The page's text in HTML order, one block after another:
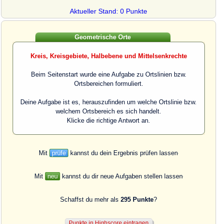
Geometrische Orte
Kreis, Kreisgebiete, Halbebene und Mittelsenkrechte
Beim Seitenstart wurde eine Aufgabe zu Ortslinien bzw.
Ortsbereichen formuliert.
Deine Aufgabe ist es, herauszufinden um welche Ortslinie bzw.
welchem Ortsbereich es sich handelt.
Klicke die richtige Antwort an.
Mit prüfe kannst du dein Ergebnis prüfen lassen
Mit neu kannst du dir neue Aufgaben stellen lassen
Schaffst du mehr als 295 Punkte?
Aktueller Stand: 0 Punkte